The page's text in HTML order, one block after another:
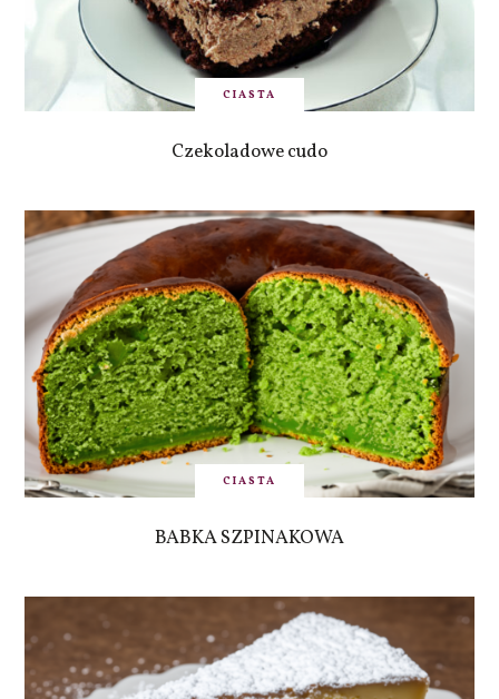
CIASTA
Czekoladowe cudo
CIASTA
BABKA SZPINAKOWA